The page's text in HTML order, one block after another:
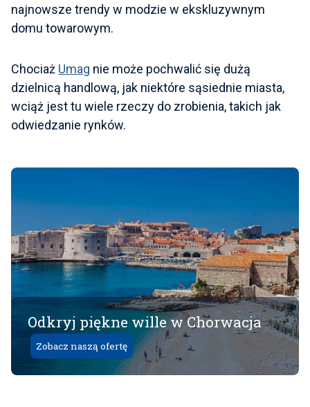
najnowsze trendy w modzie w ekskluzywnym
domu towarowym.
Chociaż Umag nie może pochwalić się dużą
dzielnicą handlową, jak niektóre sąsiednie miasta,
wciąż jest tu wiele rzeczy do zrobienia, takich jak
odwiedzanie rynków.
Odkryj piękne wille w Chorwacja
Zobacz naszą ofertę